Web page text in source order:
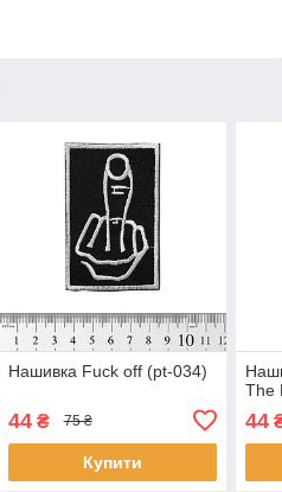
Нашивка Fuck off (pt-034)
44₴ 75 ₴
Купити
The
44